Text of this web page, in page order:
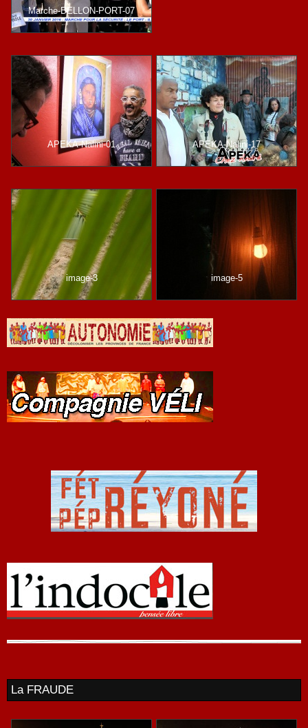
Marche-BELLON-PORT-07
APEKA-Nalini-01 APEKA-Nalini-17
image-3 image-5
La FRAUDE